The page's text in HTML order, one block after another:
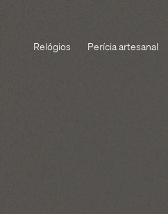
Relógios Perícia artesanal